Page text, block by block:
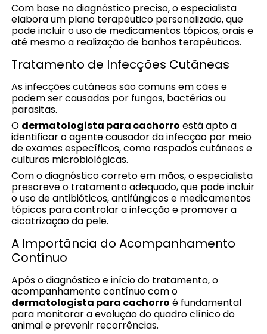
Com base no diagnóstico preciso, o especialista
elabora um plano terapêutico personalizado, que
pode incluir o uso de medicamentos tópicos, orais e
até mesmo a realização de banhos terapêuticos.
Tratamento de Infecções Cutâneas
As infecções cutâneas são comuns em cães e
podem ser causadas por fungos, bactérias ou
parasitas.
O dermatologista para cachorro está apto a
identificar o agente causador da infecção por meio
de exames específicos, como raspados cutâneos e
culturas microbiológicas.
Com o diagnóstico correto em mãos, o especialista
prescreve o tratamento adequado, que pode incluir
o uso de antibióticos, antifúngicos e medicamentos
tópicos para controlar a infecção e promover a
cicatrização da pele.
A Importância do Acompanhamento
Contínuo
Após o diagnóstico e início do tratamento, o
acompanhamento contínuo com o
dermatologista para cachorro é fundamental
para monitorar a evolução do quadro clínico do
animal e prevenir recorrências.